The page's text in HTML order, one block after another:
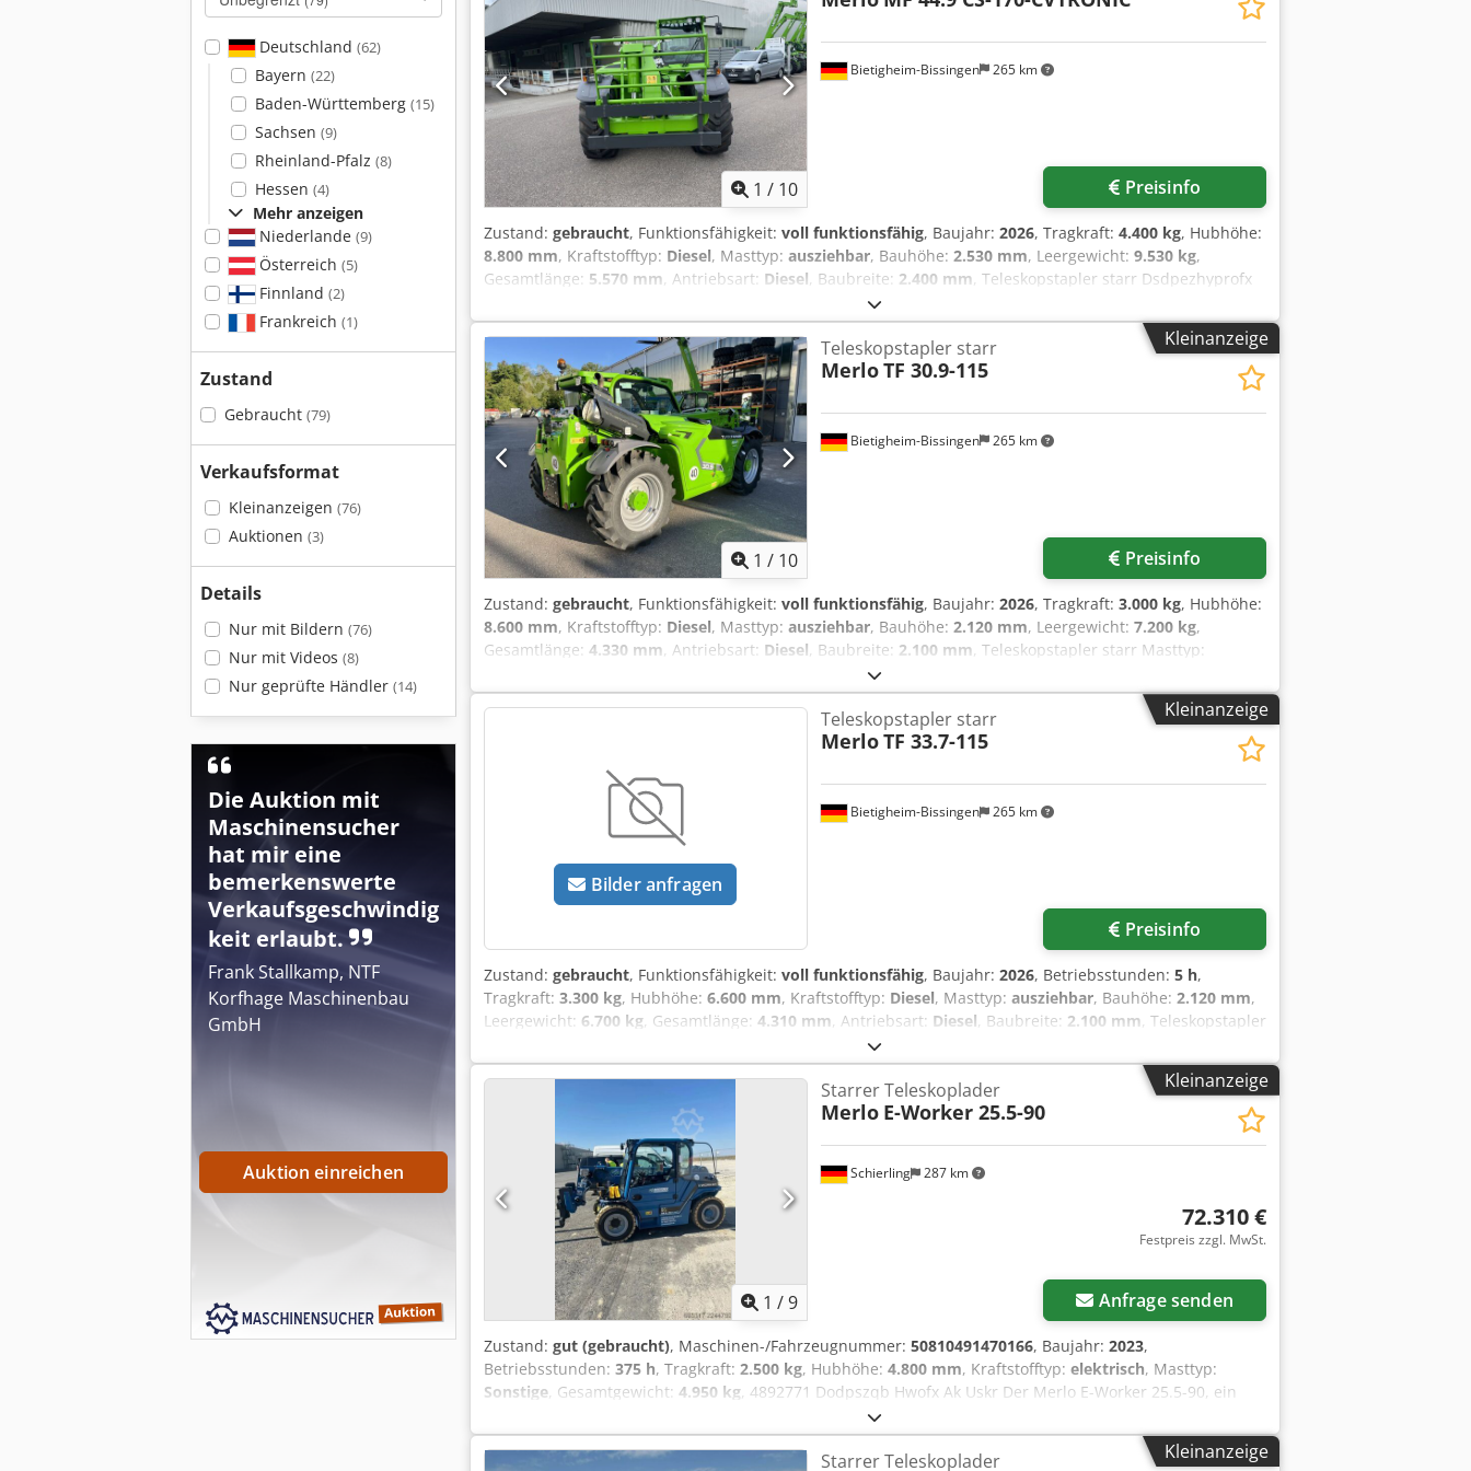
Deutschland (62)
Bayern (22)
Baden-Württemberg (15)
Sachsen (9)
Rheinland-Pfalz (8)
Hessen (4)
Mehr anzeigen
Niederlande (9)
Österreich (5)
Finnland (2)
Frankreich (1)
Zustand
Gebraucht (79)
Verkaufsformat
Kleinanzeigen (76)
Auktionen (3)
Details
Nur mit Bildern (76)
Nur mit Videos (8)
Nur geprüfte Händler (14)
Die Auktion mit
Maschinensucher
hat mir eine
bemerkenswerte
Verkaufsgeschwindig
keit erlaubt.
Frank Stallkamp, NTF
Korfhage Maschinenbau
GmbH
Auktion einreichen
1 / 10
Bietigheim-Bissingen 265 km
Preisinfo
Zustand: gebraucht, Funktionsfähigkeit: voll funktionsfähig, Baujahr: 2026, Tragkraft: 4.400 kg, Hubhöhe:
8.800 mm, Kraftstofftyp: Diesel, Masttyp: ausziehbar, Bauhöhe: 2.530 mm, Leergewicht: 9.530 kg,
Gesamtlänge: 5.570 mm, Antriebsart: Diesel, Baubreite: 2.400 mm, Teleskopstapler starr Dsdpezhyprofx
Ak Ujkr Masttyp: Teleskop Zustand Technisch: Neu Bereifung vorne Grösse: 500/70 R 24 Michelin XCML
Bereifung hinten Grösse: 500/70 R 24 Michelin XCML
Kleinanzeige
1 / 10
Bietigheim-Bissingen 265 km
Teleskopstapler starr
MerloTF 30.9-115
Preisinfo
Zustand: gebraucht, Funktionsfähigkeit: voll funktionsfähig, Baujahr: 2026, Tragkraft: 3.000 kg, Hubhöhe:
8.600 mm, Kraftstofftyp: Diesel, Masttyp: ausziehbar, Bauhöhe: 2.120 mm, Leergewicht: 7.200 kg,
Gesamtlänge: 4.330 mm, Antriebsart: Diesel, Baubreite: 2.100 mm, Teleskopstapler starr Masttyp:
Teleskop Zustand Technisch: Neu Bereifung vorne Grösse: 400/70-20 Bereifung hinten Grösse: 400/70-20
Dsdpfey Hm D Njx Ak Uekr
Kleinanzeige
Bilder anfragen
Bietigheim-Bissingen 265 km
Teleskopstapler starr
MerloTF 33.7-115
Preisinfo
Zustand: gebraucht, Funktionsfähigkeit: voll funktionsfähig, Baujahr: 2026, Betriebsstunden: 5 h,
Tragkraft: 3.300 kg, Hubhöhe: 6.600 mm, Kraftstofftyp: Diesel, Masttyp: ausziehbar, Bauhöhe: 2.120 mm,
Leergewicht: 6.700 kg, Gesamtlänge: 4.310 mm, Antriebsart: Diesel, Baubreite: 2.100 mm, Teleskopstapler
starr Masttyp: Teleskop Dkedpfxezqhtko Ak Uor Zustand Technisch: Neu Bereifung vorne Grösse: 400/70-
20 Bereifung hinten Grösse: 400/70-20
Kleinanzeige
1 /9
Schierling 287 km
Starrer Teleskoplader
Merlo E-Worker 25.5-90
72.310 €
Festpreis zzgl. MwSt.
Anfrage senden
Zustand: gut (gebraucht), Maschinen-/Fahrzeugnummer: 50810491470166, Baujahr: 2023,
Betriebsstunden: 375 h, Tragkraft: 2.500 kg, Hubhöhe: 4.800 mm, Kraftstofftyp: elektrisch, Masttyp:
Sonstige, Gesamtgewicht: 4.950 kg, 4892771 Dodpszqb Hwofx Ak Uskr Der Merlo E-Worker 25.5-90, ein
Teleskopstapler für schwere Lasten, ist eine vielseitige Maschine für anspruchsvolle Hub- und
Transportaufgaben. Mit einer Hubhöhe von 4,80 Metern und einer maximalen Tragfähigkeit von 2.500 kg
bewältigt er auch schwere Lasten problemlos.
Kleinanzeige
Starrer Teleskoplader